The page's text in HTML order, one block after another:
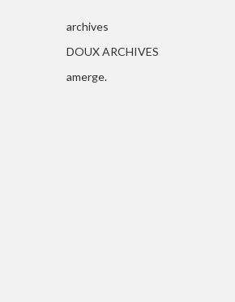
archives
DOUX ARCHIVES
amerge.